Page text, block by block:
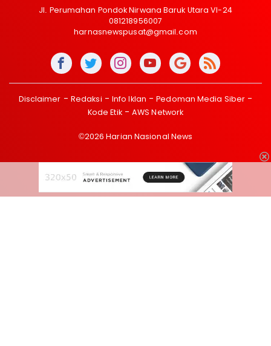
Jl. Perumahan Pondok Nirwana Baruk Utara VI-24
081218956007
harnasnewspusat@gmail.com
Disclaimer Redaksi Info Iklan
Pedoman Media Siber
Kode Etik
AWS Network
©2026 Harian Nasional News